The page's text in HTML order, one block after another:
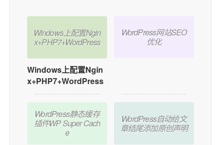
Windows上配置Ngin
x+PHP7+WordPress
Windows上配置Ngin
x+PHP7+WordPress
WordPress静态缓存
插件WP Super Cach
e
WordPress网站SEO
优化
WordPress自动给文
章结尾添加原创声明